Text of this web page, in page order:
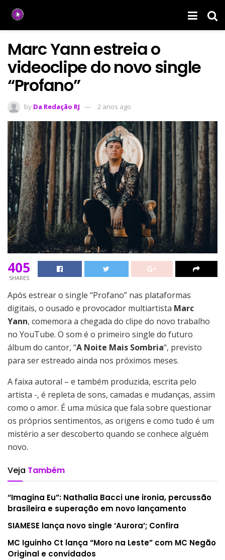
Marc Yann estreia o
videoclipe do novo single
“Profano”
by Da Redação RJ 2 anos ago
405
SHARES
Após estrear o single “Profano” nas plataformas
digitais, o ousado e provocador multiartista Marc
Yann, comemora a chegada do clipe do novo trabalho
no YouTube. O som é o primeiro single do futuro
álbum do cantor, “A Noite Mais Sombria“, previsto
para ser estreado ainda nos próximos meses.
A faixa autoral – e também produzida, escrita pelo
artista -, é repleta de sons, camadas e mudanças, assim
como o amor. É uma música que fala sobre questionar
os próprios sentimentos, as origens e como tudo é um
mistério a ser descoberto quando se conhece alguém
novo.
Veja Também
“Imagina Eu”: Nathalia Bacci une ironia, percussão
brasileira e superação em novo lançamento
SIAMESE lança novo single ‘Aurora’; Confira
MC Iguinho Ct lança “Moro na Leste” com MC Negão
Original e convidados